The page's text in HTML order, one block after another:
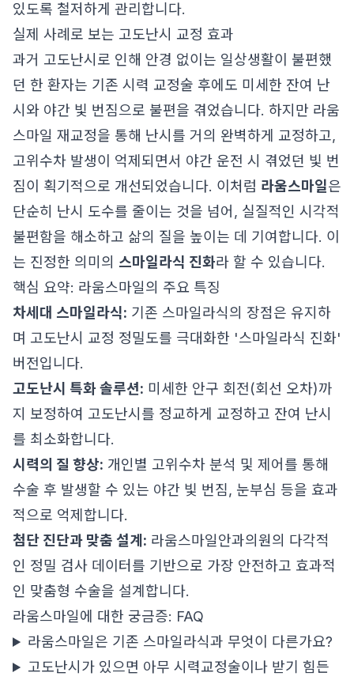
있도록 철저하게 관리합니다.
실제 사례로 보는 고도난시 교정 효과
과거 고도난시로 인해 안경 없이는 일상생활이 불편했
던 한 환자는 기존 시력 교정술 후에도 미세한 잔여 난
시와 야간 빛 번짐으로 불편을 겪었습니다. 하지만 라움
스마일 재교정을 통해 난시를 거의 완벽하게 교정하고,
고위수차 발생이 억제되면서 야간 운전 시 겪었던 빛 번
짐이 획기적으로 개선되었습니다. 이처럼 라움스마일은
단순히 난시 도수를 줄이는 것을 넘어, 실질적인 시각적
불편함을 해소하고 삶의 질을 높이는 데 기여합니다. 이
는 진정한 의미의 스마일라식 진화라 할 수 있습니다.
핵심 요약: 라움스마일의 주요 특징
차세대 스마일라식: 기존 스마일라식의 장점은 유지하
며 고도난시 교정 정밀도를 극대화한 '스마일라식 진화'
버전입니다.
고도난시 특화 솔루션: 미세한 안구 회전(회선 오차)까
지 보정하여 고도난시를 정교하게 교정하고 잔여 난시
를 최소화합니다.
시력의 질 향상: 개인별 고위수차 분석 및 제어를 통해
수술 후 발생할 수 있는 야간 빛 번짐, 눈부심 등을 효과
적으로 억제합니다.
첨단 진단과 맞춤 설계: 라움스마일안과의원의 다각적
인 정밀 검사 데이터를 기반으로 가장 안전하고 효과적
인 맞춤형 수술을 설계합니다.
라움스마일에 대한 궁금증: FAQ
라움스마일은 기존 스마일라식과 무엇이 다른가요?
고도난시가 있으면 아무 시력교정술이나 받기 힘든